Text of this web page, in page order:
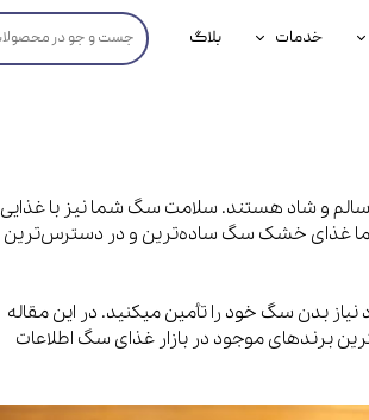
خدمات بلاگ
سالم و شاد هستند. سلامت سگ شما نیز با غذایی
اما غذای خشک سگ ساده‌ترین و در دسترس‌ترین
بدن سگ خود را تأمین میکنید. در این مقاله
برندهای موجود در بازار غذای سگ اطلاعات